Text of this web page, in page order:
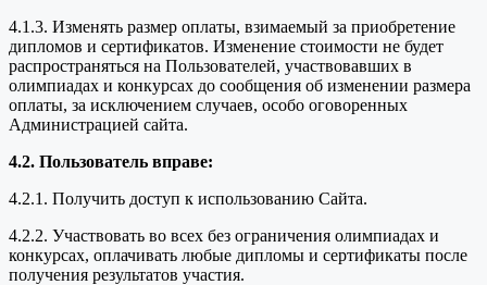
4.1.3. Изменять размер оплаты, взимаемый за приобретение
дипломов и сертификатов. Изменение стоимости не будет
распространяться на Пользователей, участвовавших в
олимпиадах и конкурсах до сообщения об изменении размера
оплаты, за исключением случаев, особо оговоренных
Администрацией сайта.
4.2. Пользователь вправе:
4.2.1. Получить доступ к использованию Сайта.
4.2.2. Участвовать во всех без ограничения олимпиадах и
конкурсах, оплачивать любые дипломы и сертификаты после
получения результатов участия.